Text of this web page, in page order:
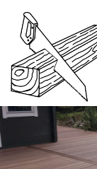
hovedindhold